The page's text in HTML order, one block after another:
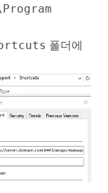
폴더에